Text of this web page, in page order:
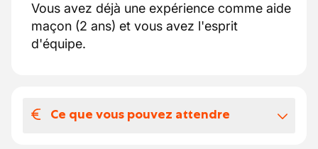
Vous avez déjà une expérience comme aide
maçon (2 ans) et vous avez l'esprit
d'équipe.
Ce que vous pouvez attendre